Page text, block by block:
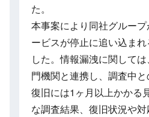
た。
本事案により同社グルー
ービスが停止に追い込ま
した。情報漏洩に関して
門機関と連携し、調査中と
復旧には1ヶ月以上かかる
な調査結果、復旧状況や